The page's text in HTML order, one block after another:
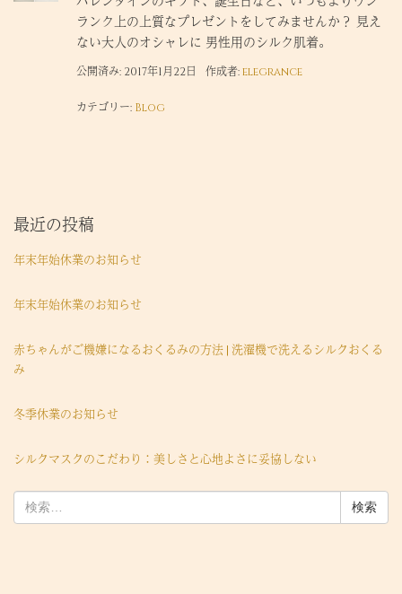
ランク上の上質なプレゼントをしてみませんか？ 見え
ない大人のオシャレに 男性用のシルク肌着。
公開済み: 2017年1月22日 作成者:elegrance
カテゴリー: Blog
最近の投稿
年末年始休業のお知らせ
年末年始休業のお知らせ
赤ちゃんがご機嫌になるおくるみの方法 | 洗濯機で洗えるシルクおくる
み
冬季休業のお知らせ
シルクマスクのこだわり：美しさと心地よさに妥協しない
索: